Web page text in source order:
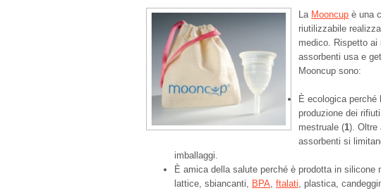
La Mooncup è una
riutilizzabile
medico. Rispetto ai
assorbenti usa e
Mooncup sono:
È ecologica perché
produzione dei
mestruale (1). Oltre
assorbenti si
imballaggi.
È amica della salute perché è prodotta in silicone
lattice, sbiancanti, BPA, ftalati, plastica,